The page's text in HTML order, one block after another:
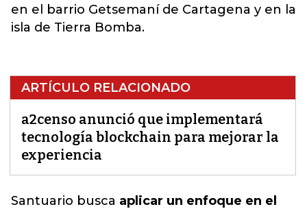
en el barrio Getsemaní de Cartagena y en la
isla de Tierra Bomba.
ARTÍCULO RELACIONADO
a2censo anunció que implementará
tecnología blockchain para mejorar la
experiencia
Santuario busca aplicar un enfoque en el